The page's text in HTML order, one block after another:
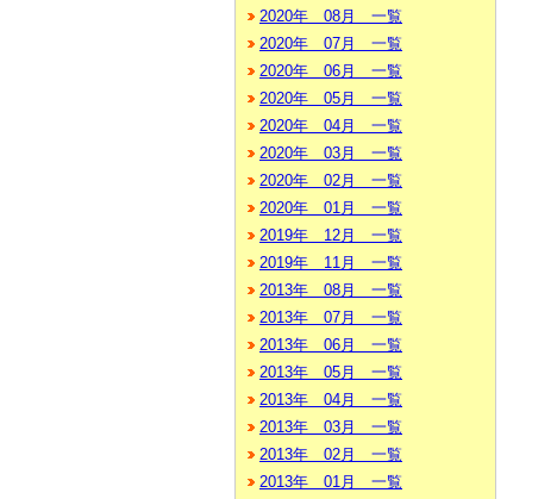
2020年 08月 一覧
2020年 07月 一覧
2020年 06月 一覧
2020年 05月 一覧
2020年 04月 一覧
2020年 03月 一覧
2020年 02月 一覧
2020年 01月 一覧
2019年 12月 一覧
2019年 11月 一覧
2013年 08月 一覧
2013年 07月 一覧
2013年 06月 一覧
2013年 05月 一覧
2013年 04月 一覧
2013年 03月 一覧
2013年 02月 一覧
2013年 01月 一覧